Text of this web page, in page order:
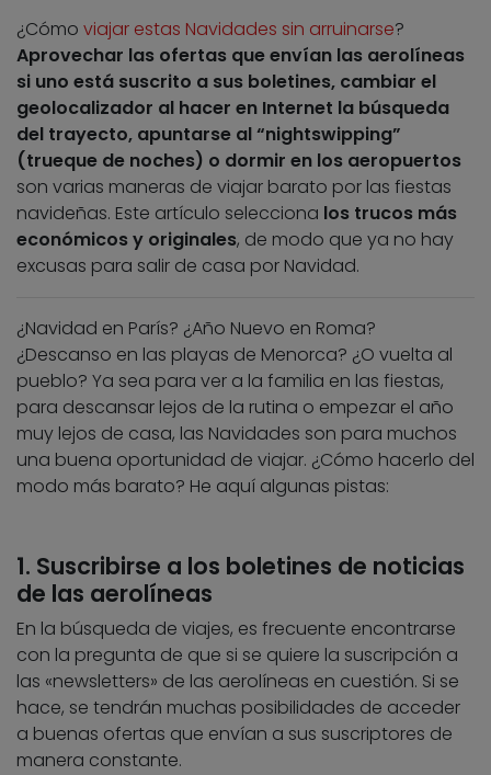
¿Cómo viajar estas Navidades sin arruinarse?
Aprovechar las ofertas que envían las aerolíneas
si uno está suscrito a sus boletines, cambiar el
geolocalizador al hacer en Internet la búsqueda
del trayecto, apuntarse al “nightswipping”
(trueque de noches) o dormir en los aeropuertos
son varias maneras de viajar barato por las fiestas
navideñas. Este artículo selecciona los trucos más
económicos y originales, de modo que ya no hay
excusas para salir de casa por Navidad.
¿Navidad en París? ¿Año Nuevo en Roma?
¿Descanso en las playas de Menorca? ¿O vuelta al
pueblo? Ya sea para ver a la familia en las fiestas,
para descansar lejos de la rutina o empezar el año
muy lejos de casa, las Navidades son para muchos
una buena oportunidad de viajar. ¿Cómo hacerlo del
modo más barato? He aquí algunas pistas:
1. Suscribirse a los boletines de noticias
de las aerolíneas
En la búsqueda de viajes, es frecuente encontrarse
con la pregunta de que si se quiere la suscripción a
las «newsletters» de las aerolíneas en cuestión. Si se
hace, se tendrán muchas posibilidades de acceder
a buenas ofertas que envían a sus suscriptores de
manera constante.